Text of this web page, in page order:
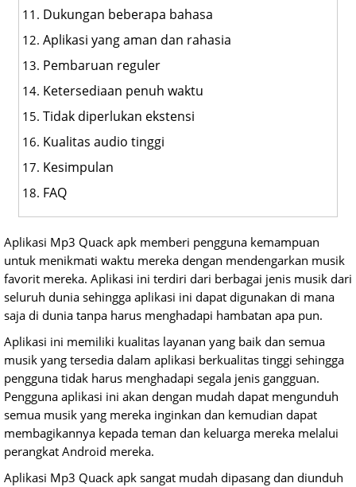
Dukungan beberapa bahasa
Aplikasi yang aman dan rahasia
Pembaruan reguler
Ketersediaan penuh waktu
Tidak diperlukan ekstensi
Kualitas audio tinggi
Kesimpulan
FAQ
Aplikasi Mp3 Quack apk memberi pengguna kemampuan
untuk menikmati waktu mereka dengan mendengarkan musik
favorit mereka. Aplikasi ini terdiri dari berbagai jenis musik dari
seluruh dunia sehingga aplikasi ini dapat digunakan di mana
saja di dunia tanpa harus menghadapi hambatan apa pun.
Aplikasi ini memiliki kualitas layanan yang baik dan semua
musik yang tersedia dalam aplikasi berkualitas tinggi sehingga
pengguna tidak harus menghadapi segala jenis gangguan.
Pengguna aplikasi ini akan dengan mudah dapat mengunduh
semua musik yang mereka inginkan dan kemudian dapat
membagikannya kepada teman dan keluarga mereka melalui
perangkat Android mereka.
Aplikasi Mp3 Quack apk sangat mudah dipasang dan diunduh